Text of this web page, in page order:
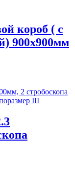
короб ( с
900х900мм
III